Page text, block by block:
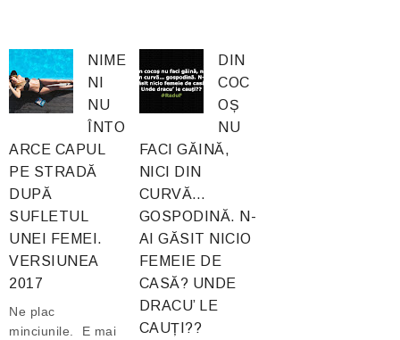
NIME
NI
NU
ÎNTO
ARCE CAPUL
PE STRADĂ
DUPĂ
SUFLETUL
UNEI FEMEI.
VERSIUNEA
2017
Ne plac
minciunile. E mai
DIN
COC
OȘ
NU
FACI GĂINĂ,
NICI DIN
CURVĂ…
GOSPODINĂ. N-
AI GĂSIT NICIO
FEMEIE DE
CASĂ? UNDE
DRACU’ LE
CAUȚI??